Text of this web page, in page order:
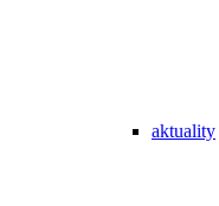
aktuality